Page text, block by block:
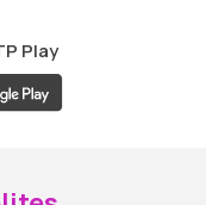
Play